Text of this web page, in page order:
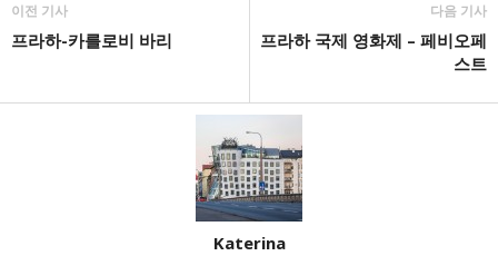
이전 기사
프라하-카를로비 바리
다음 기사
프라하 국제 영화제 – 페비오페
스트
Katerina